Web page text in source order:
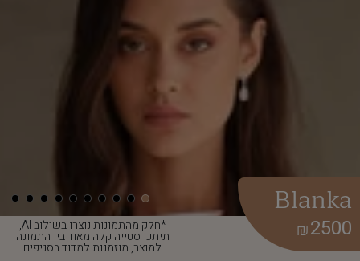
*חלק מהתמונות נוצרו בשילוב AI,
תיתכן סטייה קלה מאוד בין התמונה
למוצר, מוזמנות למדוד בסניפים
Blanka
2500
₪